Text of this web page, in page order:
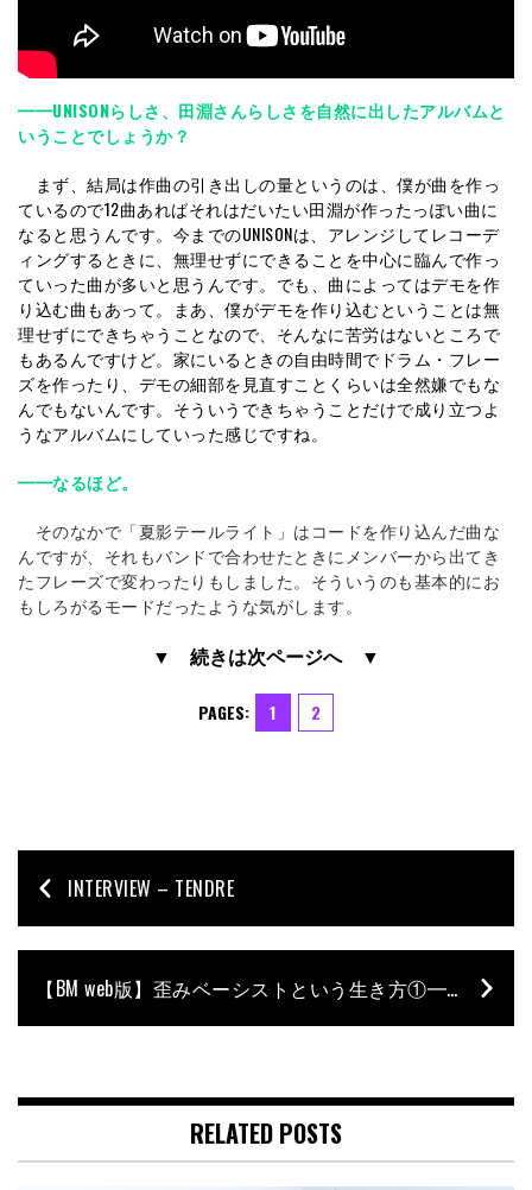
━━UNISONらしさ、田淵さんらしさを自然に出したアルバムと
いうことでしょうか？
まず、結局は作曲の引き出しの量というのは、僕が曲を作っ
ているので12曲あればそれはだいたい田淵が作ったっぽい曲に
なると思うんです。今までのUNISONは、アレンジしてレコーデ
ィングするときに、無理せずにできることを中心に臨んで作っ
ていった曲が多いと思うんです。でも、曲によってはデモを作
り込む曲もあって。まあ、僕がデモを作り込むということは無
理せずにできちゃうことなので、そんなに苦労はないところで
もあるんですけど。家にいるときの自由時間でドラム・フレー
ズを作ったり、デモの細部を見直すことくらいは全然嫌でもな
んでもないんです。そういうできちゃうことだけで成り立つよ
うなアルバムにしていった感じですね。
━━なるほど。
そのなかで「夏影テールライト」はコードを作り込んだ曲な
んですが、それもバンドで合わせたときにメンバーから出てき
たフレーズで変わったりもしました。そういうのも基本的にお
もしろがるモードだったような気がします。
▼ 続きは次ページへ ▼
PAGES: 1 2
INTERVIEW – TENDRE
【BM web版】歪みベーシストという生き方①━━松本駿介［Cö shu Nie］
RELATED POSTS